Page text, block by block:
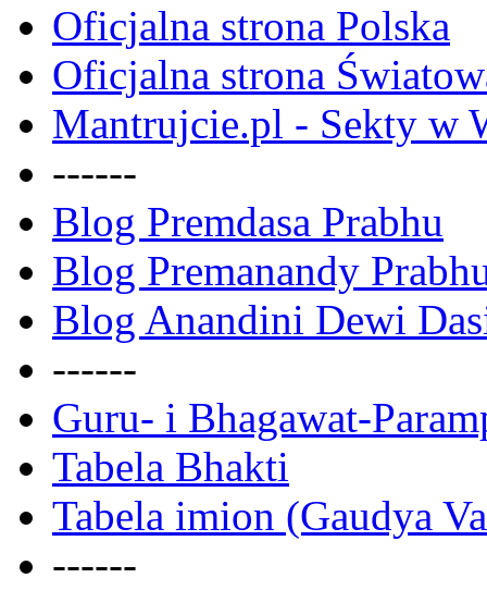
Oficjalna strona Polska
Oficjalna strona
Mantrujcie.pl - Sekty w
------
Blog Premdasa Prabhu
Blog Premanandy
Blog Anandini Dewi
------
Guru- i Bhagawat-
Tabela Bhakti
Tabela imion (Gaudya
------